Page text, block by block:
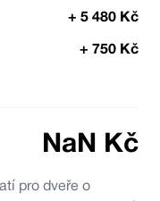
+ 5 480 Kč
+ 750 Kč
NaN Kč
pro dveře o